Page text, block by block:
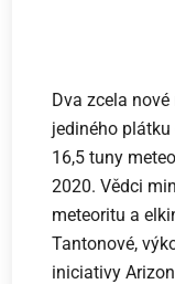
Dva zcela
jediného
16,5 tuny
2020. Vědci
meteoritu a
Tantonové,
iniciativy